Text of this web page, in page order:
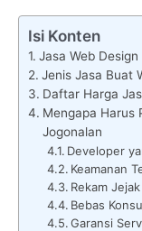
Isi Konten
Jasa Web
Jenis Jasa Buat
Daftar Harga
Mengapa Harus
Jogonalan
Developer
Keamanan
Rekam
Bebas
Garansi